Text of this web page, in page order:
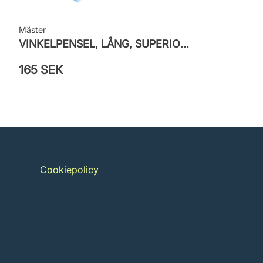
Mäster
VINKELPENSEL, LÅNG, SUPERIOR PRO ICE BLUE
165 SEK
Cookiepolicy